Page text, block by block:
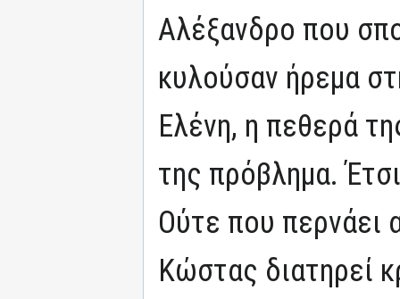
Αλέξανδρο που
κυλούσαν ήρεμα
Ελένη, η πεθερά
της πρόβλημα.
Ούτε που περνάει
Κώστας διατηρεί